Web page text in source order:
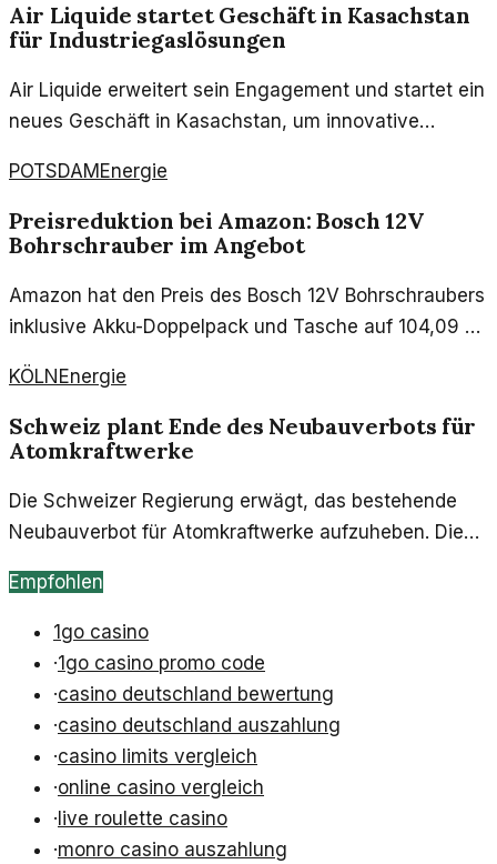
Air Liquide startet Geschäft in Kasachstan
für Industriegaslösungen
Air Liquide erweitert sein Engagement und startet ein
neues Geschäft in Kasachstan, um innovative
Entscheidung könnte erhebliche Auswirkungen auf
die lokale Industrie haben.
POTSDAM Energie
Preisreduktion bei Amazon: Bosch 12V
Bohrschrauber im Angebot
Amazon hat den Preis des Bosch 12V Bohrschraubers
inklusive Akku-Doppelpack und Tasche auf 104,09 €
Handwerker und Heimwerker, hochwertige
Werkzeuge zu einem reduzierten Preis zu erwerben.
KÖLN Energie
Schweiz plant Ende des Neubauverbots für
Atomkraftwerke
Die Schweizer Regierung erwägt, das bestehende
Neubauverbot für Atomkraftwerke aufzuheben. Dies
Energiepolitik und die Wirtschaft haben.
Empfohlen
1go casino
·1go casino promo code
·casino deutschland bewertung
·casino deutschland auszahlung
·casino limits vergleich
·online casino vergleich
·live roulette casino
·monro casino auszahlung